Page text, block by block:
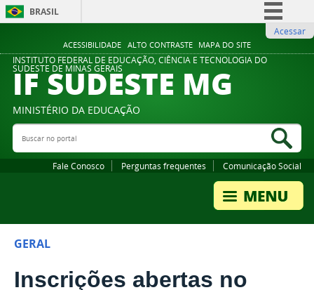
ACESSIBILIDADE ALTO CONTRASTE MAPA DO SITE
BRASIL
Comunica BR
Participe
Legislação
Acessar
INSTITUTO FEDERAL DE EDUCAÇÃO, CIÊNCIA E TECNOLOGIA DO
SUDESTE DE MINAS GERAIS
IF SUDESTE MG
MINISTÉRIO DA EDUCAÇÃO
Buscar no portal
Fale Conosco Perguntas frequentes Comunicação Social
GERAL
Inscrições abertas no